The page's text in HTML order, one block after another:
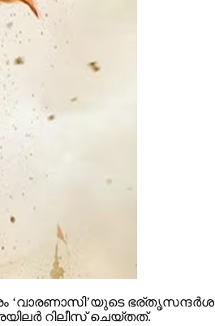
റിലീസ് ചെയ്തത്.